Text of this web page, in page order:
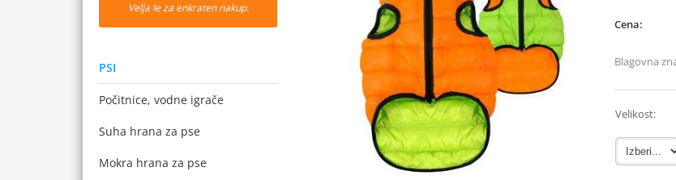
Velja le za enkraten nakup.
PSI
Počitnice, vodne igrače
Suha hrana za pse
Mokra hrana za pse
Cena:
Blagovna
Velikost: